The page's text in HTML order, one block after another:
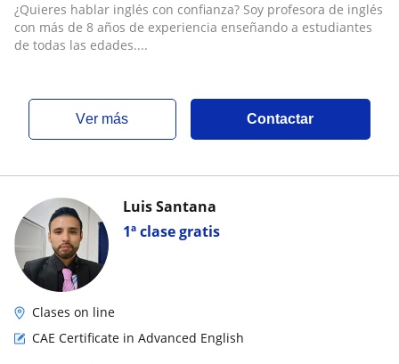
¿Quieres hablar inglés con confianza? Soy profesora de inglés
con más de 8 años de experiencia enseñando a estudiantes
de todas las edades....
ver más Contactar
1ª clase gratis
Luis Santana
Clases on line
CAE Certificate in Advanced English